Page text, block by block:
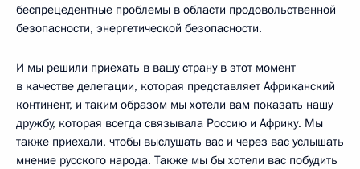
беспрецедентные проблемы в области продовольственной
безопасности, энергетической безопасности.
И мы решили приехать в вашу страну в этот момент
в качестве делегации, которая представляет Африканский
континент, и таким образом мы хотели вам показать нашу
дружбу, которая всегда связывала Россию и Африку. Мы
также приехали, чтобы выслушать вас и через вас услышать
мнение русского народа. Также мы бы хотели вас побудить